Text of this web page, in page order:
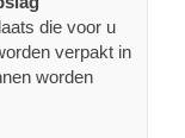
die voor u
verpakt in
worden